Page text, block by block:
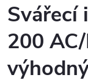
Svářecí
200